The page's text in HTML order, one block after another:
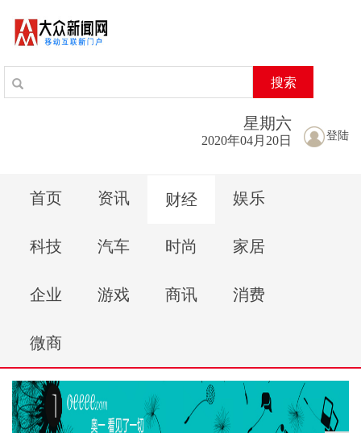
搜索
登陆
星期六
2020年04月20日
首页 资讯 财经 娱乐
科技 汽车 时尚 家居
企业 游戏 商讯 消费
微商